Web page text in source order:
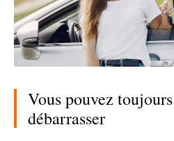
Vous pouvez
débarrasser